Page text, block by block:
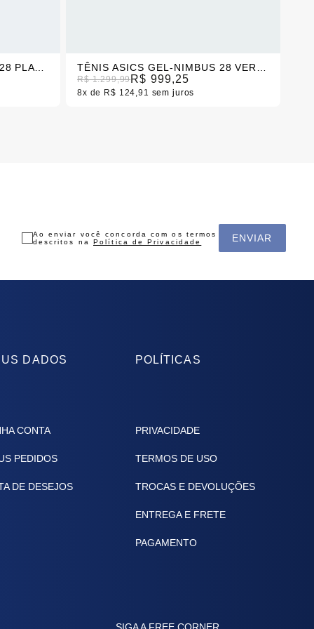
R$ 1.299,99R$ 999,25
8x R$ 124,91 sem juros
ENVIAR
Ao enviar você concorda com os termos
descritos na Política de Privacidade
DADOS
CONTA
PEDIDOS
DE DESEJOS
POLÍTICAS
PRIVACIDADE
TERMOS DE USO
TROCAS E DEVOLUÇÕES
ENTREGA E FRETE
PAGAMENTO